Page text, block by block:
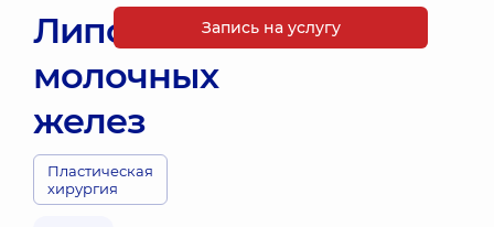
Липосакция
молочных
желез
Пластическая
хирургия
Запись на услугу